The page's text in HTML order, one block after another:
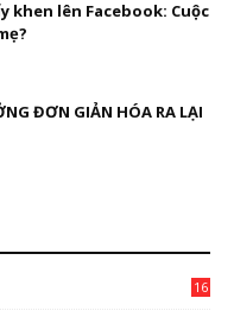
khen lên Facebook: Cuộc
ĐƠN GIẢN HÓA RA LẠI
16